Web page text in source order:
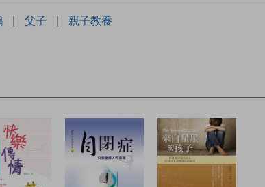
| 父子 | 親子教養